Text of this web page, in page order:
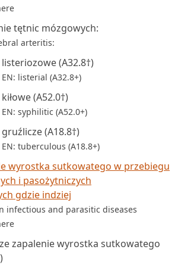
tętnic mózgowych:
arteritis:
listeriozowe (A32.8†)
EN: listerial (A32.8+)
kiłowe (A52.0†)
EN: syphilitic (A52.0+)
gruźlicze (A18.8†)
EN: tuberculous (A18.8+)
wyrostka sutkowatego w przebiegu
i pasożytniczych
gdzie indziej
infectious and parasitic diseases
zapalenie wyrostka sutkowatego